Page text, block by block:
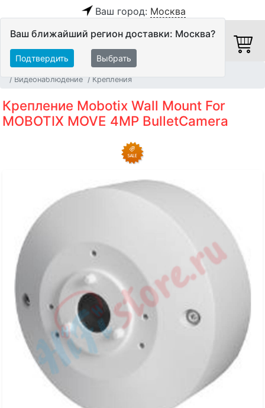
Ваш город: Москва
Ваш ближайший регион доставки: Москва?
Подтвердить Выбрать
Видеонаблюдение
Крепления
Крепление Mobotix Wall Mount For
MOBOTIX MOVE 4MP BulletCamera